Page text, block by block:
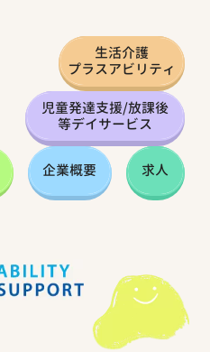
生活介護
プラスアビリティ
児童発達支援/放課後
等デイサービス
企業概要 求人